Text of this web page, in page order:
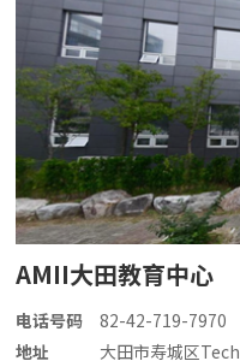
AMII大田教育中心
电话号码
82-42-719-7970
地址
大田市寿城区